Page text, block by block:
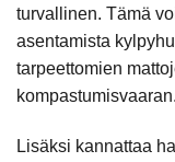
turvallinen. Tämä
asentamista
tarpeettomien
kompastumisvaaran.
Lisäksi kannattaa